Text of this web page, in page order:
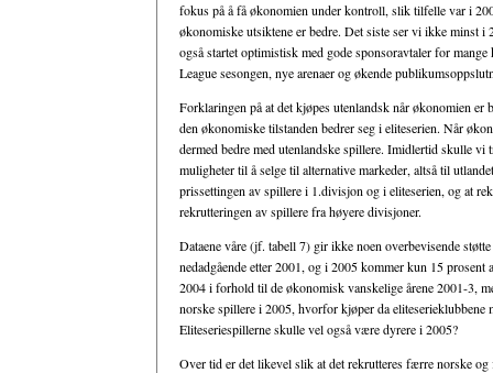
fokus på å få økonomien under kontroll, slik tilfelle var i
økonomiske utsiktene er bedre. Det siste ser vi ikke minst
også startet optimistisk med gode sponsoravtaler for mange
League sesongen, nye arenaer og økende
Forklaringen på at det kjøpes utenlandsk når økonomien
den økonomiske tilstanden bedrer seg i eliteserien. Når
dermed bedre med utenlandske spillere. Imidlertid skulle vi
muligheter til å selge til alternative markeder, altså til
prissettingen av spillere i 1.divisjon og i eliteserien, og at
rekrutteringen av spillere fra høyere divisjoner.
Dataene våre (jf. tabell 7) gir ikke noen overbevisende
nedadgående etter 2001, og i 2005 kommer kun 15
2004 i forhold til de økonomisk vanskelige årene 2001-3,
norske spillere i 2005, hvorfor kjøper da eliteserieklubbene
Eliteseriespillerne skulle vel også være dyrere i 2005?
Over tid er det likevel slik at det rekrutteres færre norske